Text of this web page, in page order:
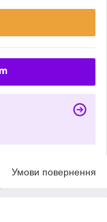
Умови повернення